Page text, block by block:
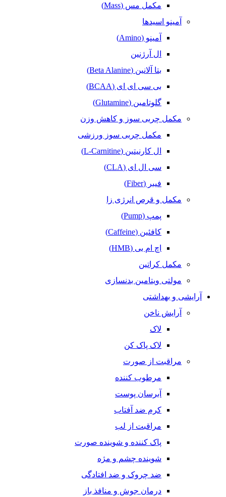
مکمل مس (Mass)
آمینو اسیدها
آمینو (Amino)
ال آرژنین
بتا آلانین (Beta Alanine)
بی سی ای ای (BCAA)
گلوتامین (Glutamine)
مکمل‌ چربی‌ سوز و کاهش وزن
مکمل چربی سوز ورزشی
ال کارنیتین (L-Carnitine)
سی ال ای (CLA)
فیبر (Fiber)
مکمل و قرص انرژی زا
پمپ (Pump)
کافئین (Caffeine)
اچ ام بی (HMB)
مکمل کراتین
مولتی ویتامین بدنسازی
آرایشی و بهداشتی
آرایش ناخن
لاک
لاک پاک کن
مراقبت از صورت
مرطوب کننده
آبرسان پوست
کرم ضد آفتاب
مراقبت از لب
پاک کننده و شوینده صورت
شوینده چشم و مژه
ضد چروک و ضد افتادگی
درمان جوش و منافذ باز